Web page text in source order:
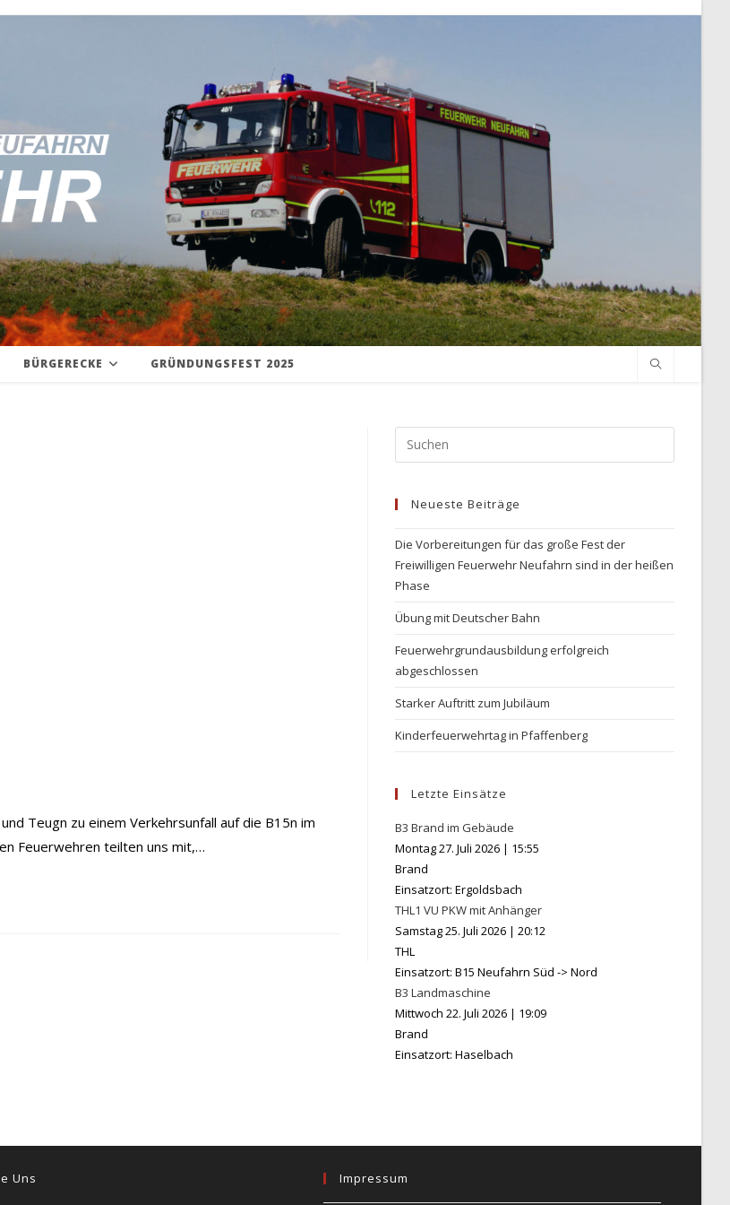
BÜRGERECKE GRÜNDUNGSFEST 2025
Teugn zu einem Verkehrsunfall auf die B15n im
Feuerwehren teilten uns mit,…
Escape
Neueste Beiträge
Die Vorbereitungen für das große Fest der
Freiwilligen Feuerwehr Neufahrn sind in der heißen
Phase
Übung mit Deutscher Bahn
Feuerwehrgrundausbildung erfolgreich
abgeschlossen
Starker Auftritt zum Jubiläum
Kinderfeuerwehrtag in Pfaffenberg
Letzte Einsätze
B3 Brand im Gebäude
Montag 27. Juli 2026 | 15:55
Brand
Einsatzort: Ergoldsbach
THL1 VU PKW mit Anhänger
Samstag 25. Juli 2026 |20:12
THL
Einsatzort: B15 Neufahrn Süd -> Nord
B3 Landmaschine
Mittwoch 22. Juli 2026 | 19:09
Brand
Einsatzort: Haselbach
Uns Impressum